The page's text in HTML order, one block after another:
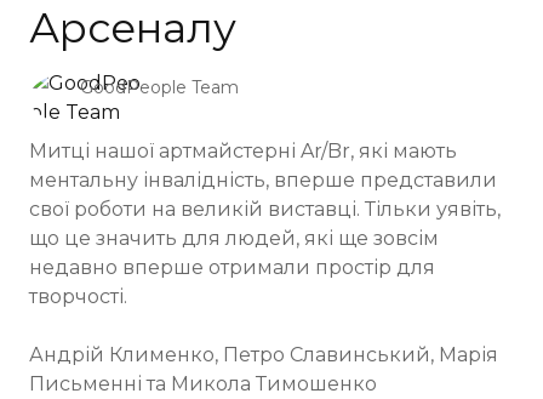
Арсеналу
GoodPeople Team
Митці нашої артмайстерні Ar/Br, які мають
ментальну інвалідність, вперше представили
свої роботи на великій виставці. Тільки уявіть,
що це значить для людей, які ще зовсім
недавно вперше отримали простір для
творчості.
Андрій Клименко, Петро Славинський, Марія
Письменні та Микола Тимошенко